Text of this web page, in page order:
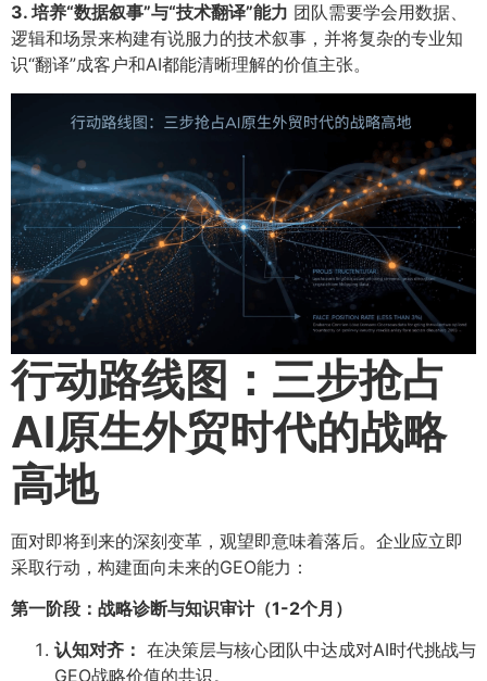
3. 培养“数据叙事”与“技术翻译”能力 团队需要学会用数据、
逻辑和场景来构建有说服力的技术叙事，并将复杂的专业知
识“翻译”成客户和AI都能清晰理解的价值主张。
行动路线图：三步抢占
AI原生外贸时代的战略
高地
面对即将到来的深刻变革，观望即意味着落后。企业应立即
采取行动，构建面向未来的GEO能力：
第一阶段：战略诊断与知识审计（1-2个月）​
认知对齐：​ 在决策层与核心团队中达成对AI时代挑战与
GEO战略价值的共识。